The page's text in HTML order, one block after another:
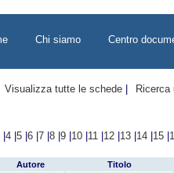
Chi siamo Centro
Visualizza tutte le schede Ricerca
4 5 6 7 8 9 10 11 12 13 14 15
Autore Titolo